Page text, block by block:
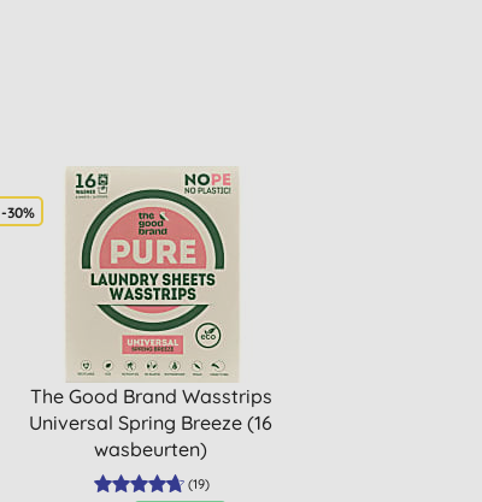
-30%
The Good Brand Wasstrips
Universal Spring Breeze (16
wasbeurten)
(19)